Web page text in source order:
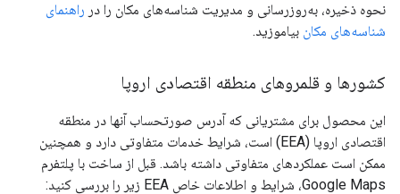
نحوه ذخیره، به‌روزرسانی و مدیریت شناسه‌های مکان را در راهنمای
شناسه‌های مکان بیاموزید.
کشورها و قلمروهای منطقه اقتصادی اروپا
این محصول برای مشتریانی که آدرس صورتحساب آنها در منطقه
اقتصادی اروپا (EEA) است، شرایط خدمات متفاوتی دارد و همچنین
ممکن است عملکردهای متفاوتی داشته باشد. قبل از ساخت با پلتفرم
Google Maps، شرایط و اطلاعات خاص EEA زیر را بررسی کنید: